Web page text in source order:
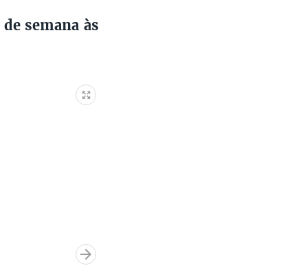
semana às